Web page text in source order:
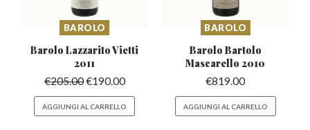
BAROLO
Barolo LazzaritoVietti
2011
€205.00€190.00
AGGIUNGI AL CARRELLO
BAROLO
Barolo Bartolo
Mascarello 2010
€819.00
AGGIUNGI AL CARRELLO